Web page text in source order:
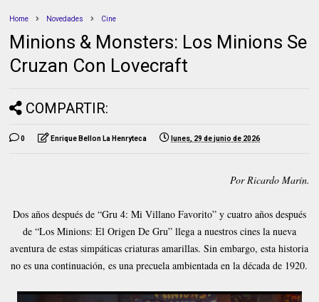
Home Novedades Cine
Minions & Monsters: Los Minions Se
Cruzan Con Lovecraft
COMPARTIR:
0 Enrique Bellon La Henryteca lunes, 29 de junio de 2026
Por Ricardo Marín.
Dos años después de “Gru 4: Mi Villano Favorito” y cuatro años después
de “Los Minions: El Origen De Gru” llega a nuestros cines la nueva
aventura de estas simpáticas criaturas amarillas. Sin embargo, esta historia
no es una continuación, es una precuela ambientada en la década de 1920.